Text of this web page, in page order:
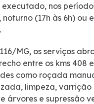
voluntários ESG
Gestão Integrada
nos
noturno (17h às 6h) ou
MG, os serviços
entre os kms 408
como roçada
limpeza, varrição
árvores e supressão